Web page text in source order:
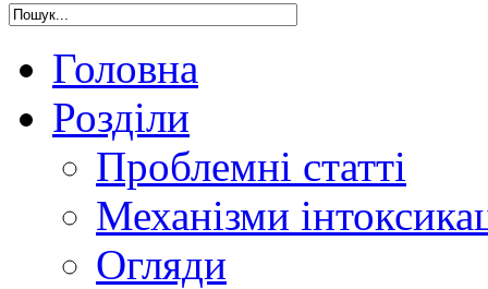
Головна
Розділи
Проблемні статті
Механізми
Огляди